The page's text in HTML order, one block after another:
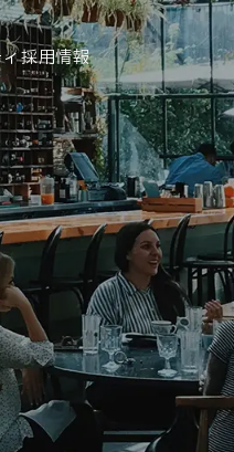
採用情報
ル
資家情報
ー
リ
情報